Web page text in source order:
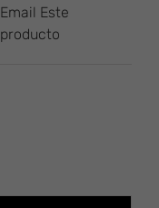
Email Este
producto